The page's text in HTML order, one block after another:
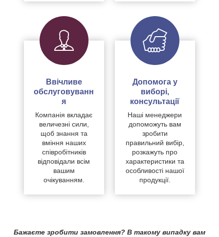
Ввічливе
обслуговуванн
я
Компанія вкладає
величезні сили,
щоб знання та
вміння наших
співробітників
відповідали всім
вашим
очікуванням.
Допомога у
виборі,
консультації
Наші менеджери
допоможуть вам
зробити
правильний вибір,
розкажуть про
характеристики та
особливості нашої
продукції.
Бажаєте зробити замовлення? В такому випадку вам